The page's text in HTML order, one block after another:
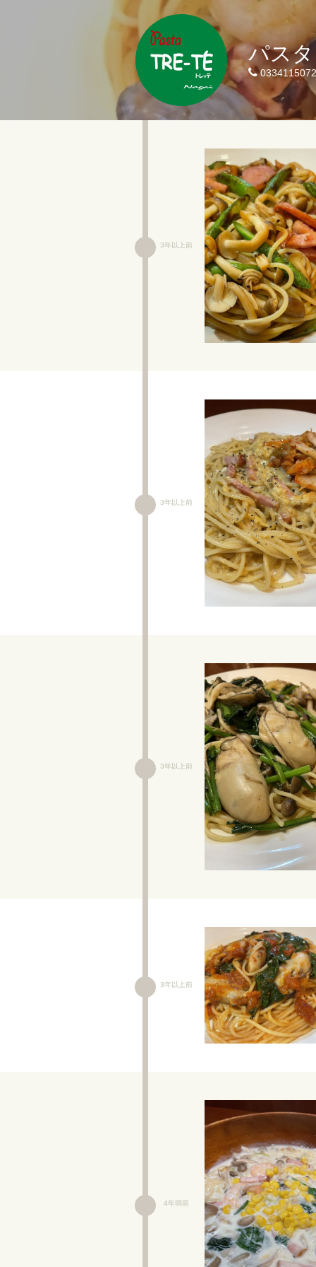
パス
0334115072
3年以上前
3年以上前
3年以上前
3年以上前
4年弱前